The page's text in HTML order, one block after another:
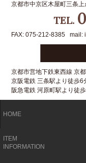
京都市中京区木屋町三条
TEL.
FAX: 075-212-8385 mail:
京都市営地下鉄東西線 京
京阪電鉄 三条駅より徒歩6
阪急電鉄 河原町駅より徒
HOME
ITEM
INFORMATION